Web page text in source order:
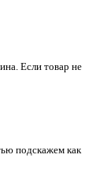
Если товар не
подскажем как